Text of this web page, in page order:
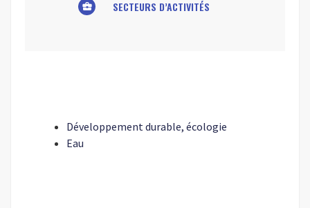
business_center SECTEURS D’ACTIVITÉS
Développement durable, écologie
Eau